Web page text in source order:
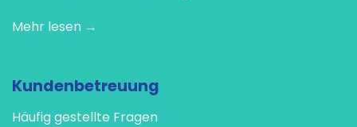
Mehr lesen →
Kundenbetreuung
Häufig gestellte Fragen